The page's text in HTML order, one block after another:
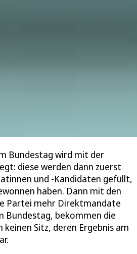
Bundestag wird mit der
diese werden dann zuerst
und -Kandidaten gefüllt,
haben. Dann mit den
Partei mehr Direktmandate
Bundestag, bekommen die
Sitz, deren Ergebnis am